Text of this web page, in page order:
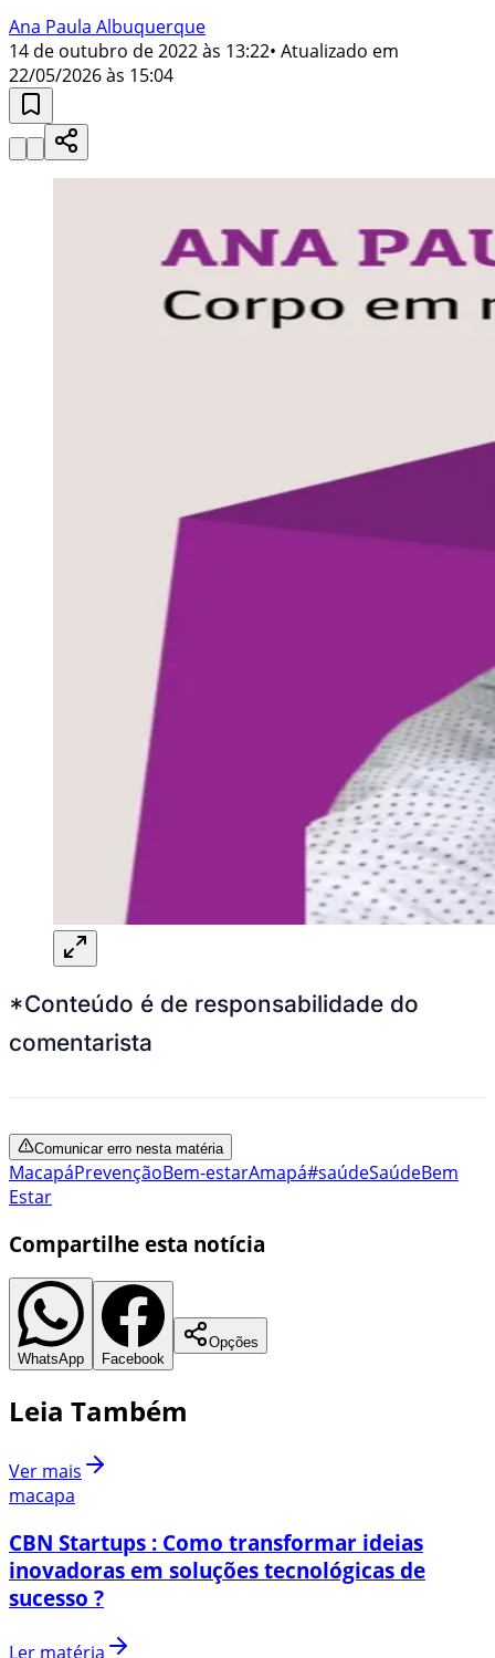
Ana Paula Albuquerque
14 de outubro de 2022 às 13:22• Atualizado em
22/05/2026 às 15:04
*Conteúdo é de responsabilidade do
comentarista
Comunicar erro nesta matéria
MacapáPrevençãoBem-estarAmapá#saúdeSaúdeBem
Estar
Compartilhe esta notícia
WhatsApp Facebook
Opções
Leia Também
Ver mais
macapa
CBN Startups : Como transformar ideias
inovadoras em soluções tecnológicas de
sucesso ?
Ler matéria